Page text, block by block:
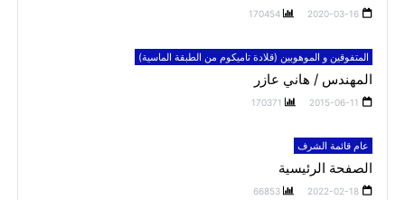
2020-03-16
170454
المتفوقين و الموهوبين (قلادة تاميكوم من الطبقة الماسية)
المهندس / هاني عازر
2015-06-11
170371
عام قائمة الشرف
الصفحة الرئيسية
2022-02-18
66853